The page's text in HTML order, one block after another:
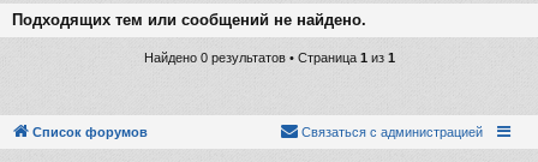
Подходящих тем или сообщений не найдено.
Найдено 0 результатов • Страница 1из 1
Список форумов Связаться с администрацией